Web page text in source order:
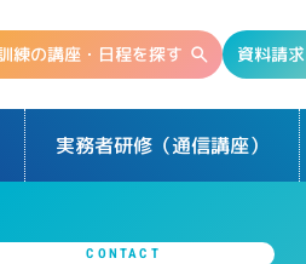
練の講座・日程を探す 資料請求
実務者研修（通信講座）
CONTACT